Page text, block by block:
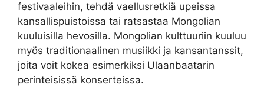
festivaaleihin, tehdä vaellusretkiä upeissa
kansallispuistoissa tai ratsastaa Mongolian
kuuluisilla hevosilla. Mongolian kulttuuriin kuuluu
myös traditionaalinen musiikki ja kansantanssit,
joita voit kokea esimerkiksi Ulaanbaatarin
perinteisissä konserteissa.